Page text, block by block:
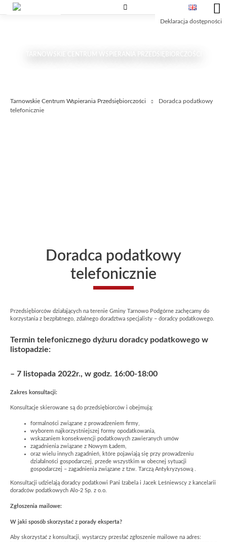
Przejdź
do
Przejdź
do
Przejdź
do
Deklaracja dostępności
TARNOWSKIE CENTRUM WSPIERANIA PRZEDSIĘBIORCZOŚCI
Tarnowskie Centrum Wspierania Przedsiębiorczości
Doradca podatkowy
telefonicznie
Doradca podatkowy
telefonicznie
Przedsiębiorców działających na terenie Gminy Tarnowo Podgórne zachęcamy do
korzystania z bezpłatnego, zdalnego doradztwa specjalisty – doradcy podatkowego.
Termin telefonicznego dyżuru doradcy podatkowego w
listopadzie:
– 7 listopada 2022r., w godz. 16:00-18:00
Zakres konsultacji:
Konsultacje skierowane są do przedsiębiorców i obejmują:
formalności związane z prowadzeniem firmy,
wyborem najkorzystniejszej formy opodatkowania,
wskazaniem konsekwencji podatkowych zawieranych umów
zagadnienia związane z Nowym Ładem,
oraz wielu innych zagadnień, które pojawiają się przy prowadzeniu
działalności gospodarczej, przede wszystkim w obecnej sytuacji
gospodarczej – zagadnienia związane z tzw. Tarczą Antykryzysową .
Konsultacji udzielają doradcy podatkowi Pani Izabela i Jacek Leśniewscy z kancelarii
doradców podatkowych Alo-2 Sp. z o.o.
Zgłoszenia mailowe:
W jaki sposób skorzystać z porady eksperta?
Aby skorzystać z konsultacji, wystarczy przesłać zgłoszenie mailowe na adres: